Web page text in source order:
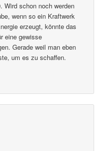
Wird schon noch werden
wenn so ein Kraftwerk
erzeugt, könnte das
eine gewisse
Gerade weil man eben
um es zu schaffen.